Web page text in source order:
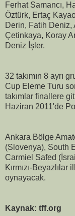
Ferhat Samancı,
Öztürk, Ertaç
Derin, Fatih
Çetinkaya, Koray
Deniz İşler.
32 takımın 8 ayrı
Cup Eleme Turu
takımlar finallere
Haziran 2011'de
Ankara Bölge
(Slovenya), South
Carmiel Safed
Kırmızı-
oynayacak.
Kaynak: tff.org